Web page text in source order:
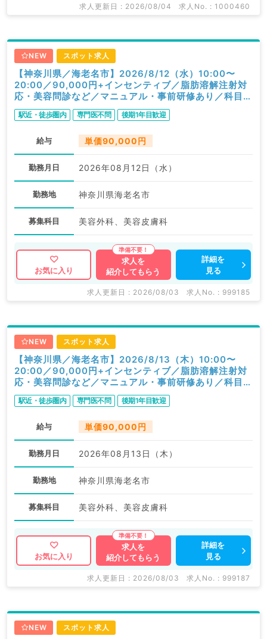
求人更新日 : 2026/08/04 求人No. : 1000460
NEW スポット求人
【神奈川県／海老名市】2026/8/12（水）10:00〜
20:00／90,000円+インセンティブ／脂肪溶解注射対
応・美容問診など／マニュアル・事前研修あり／科目不
問
駅近・徒歩圏内 専門医不問 後期1年目歓迎
給与 単価90,000円
勤務月日 2026年08月12日（水）
勤務地 神奈川県海老名市
募集科目 美容外科、美容皮膚科
お気に入り
求人を
紹介してもらう
詳細を
見る
求人更新日 : 2026/08/03 求人No. : 999185
NEW スポット求人
【神奈川県／海老名市】2026/8/13（木）10:00〜
20:00／90,000円+インセンティブ／脂肪溶解注射対
応・美容問診など／マニュアル・事前研修あり／科目不
問
駅近・徒歩圏内 専門医不問 後期1年目歓迎
給与 単価90,000円
勤務月日 2026年08月13日（木）
勤務地 神奈川県海老名市
募集科目 美容外科、美容皮膚科
お気に入り
求人を
紹介してもらう
詳細を
見る
求人更新日 : 2026/08/03 求人No. : 999187
NEW スポット求人